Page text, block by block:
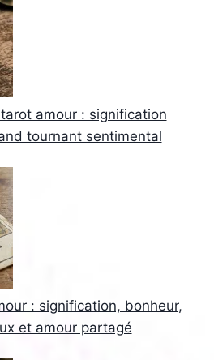
amour : signification
tournant sentimental
: signification, bonheur,
et amour partagé